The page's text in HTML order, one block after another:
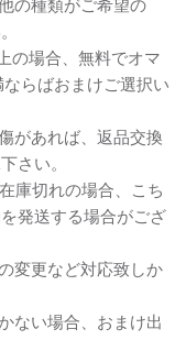
の場合、無料でオマ
らばおまけご選択い
があれば、返品交換
さい。
庫切れの場合、こち
発送する場合がござ
変更など対応致しか
ない場合、おまけ出